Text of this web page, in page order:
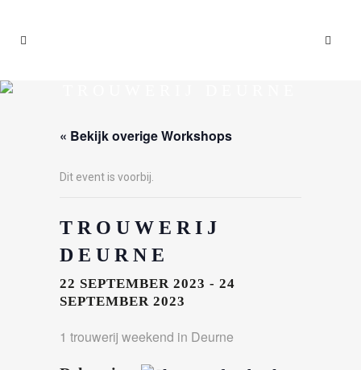
« Bekijk overige Workshops
Dit event is voorbij.
TROUWERIJ
DEURNE
22 SEPTEMBER 2023 - 24
SEPTEMBER 2023
1 trouwerij weekend in Deurne